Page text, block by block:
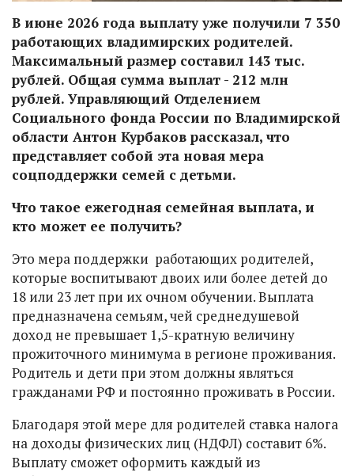
В июне 2026 года выплату уже получили 7 350
работающих владимирских родителей.
Максимальный размер составил 143 тыс.
рублей. Общая сумма выплат - 212 млн
рублей. Управляющий Отделением
Социального фонда России по Владимирской
области Антон Курбаков рассказал, что
представляет собой эта новая мера
соцподдержки семей с детьми.
Что такое ежегодная семейная выплата, и
кто может ее получить?
Это мера поддержки работающих родителей,
которые воспитывают двоих или более детей до
18 или 23 лет при их очном обучении. Выплата
предназначена семьям, чей среднедушевой
доход не превышает 1,5-кратную величину
прожиточного минимума в регионе проживания.
Родитель и дети при этом должны являться
гражданами РФ и постоянно проживать в России.
Благодаря этой мере для родителей ставка налога
на доходы физических лиц (НДФЛ) составит 6%.
Выплату сможет оформить каждый из